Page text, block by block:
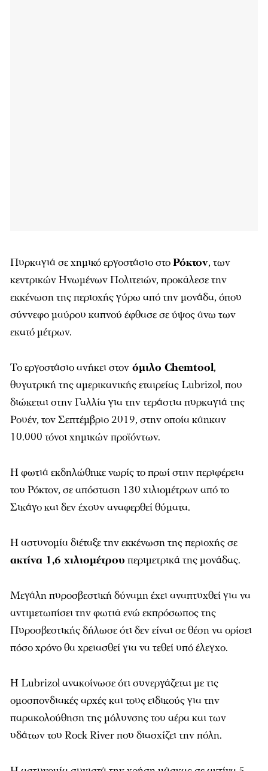
Πυρκαγιά σε χημικό εργοστάσιο στοΡόκτον, των
κεντρικών Ηνωμένων Πολιτειών, προκάλεσε την
εκκένωση της περιοχής γύρω από την μονάδα, όπου
σύννεφο μαύρου καπνού έφθασε σε ύψος άνω των
εκατό μέτρων.
Το εργοστάσιο ανήκει στον όμιλο Chemtool,
θυγατρική της αμερικανικής εταιρείας Lubrizol, που
διώκεται στην Γαλλία για την τεράστια πυρκαγιά της
Ρουέν, τον Σεπτέμβριο 2019, στην οποία κάηκαν
10.000 τόνοι χημικών προϊόντων.
Η φωτιά εκδηλώθηκε νωρίς το πρωί στην περιφέρεια
του Ρόκτον, σε απόσταση 130 χιλιομέτρων από το
Σικάγο και δεν έχουν αναφερθεί θύματα.
Η αστυνομία διέταξε την εκκένωση της περιοχής σε
ακτίνα 1,6 χιλιομέτρου περιμετρικά της μονάδας.
Μεγάλη πυροσβεστική δύναμη έχει αναπτυχθεί για να
αντιμετωπίσει την φωτιά ενώ εκπρόσωπος της
Πυροσβεστικής δήλωσε ότι δεν είναι σε θέση να ορίσει
πόσο χρόνο θα χρειασθεί για να τεθεί υπό έλεγχο.
Η Lubrizol ανακοίνωσε ότι συνεργάζεται με τις
ομοσπονδιακές αρχές και τους ειδικούς για την
παρακολούθηση της μόλυνσης του αέρα και των
υδάτων του Rock River που διασχίζει την πόλη.